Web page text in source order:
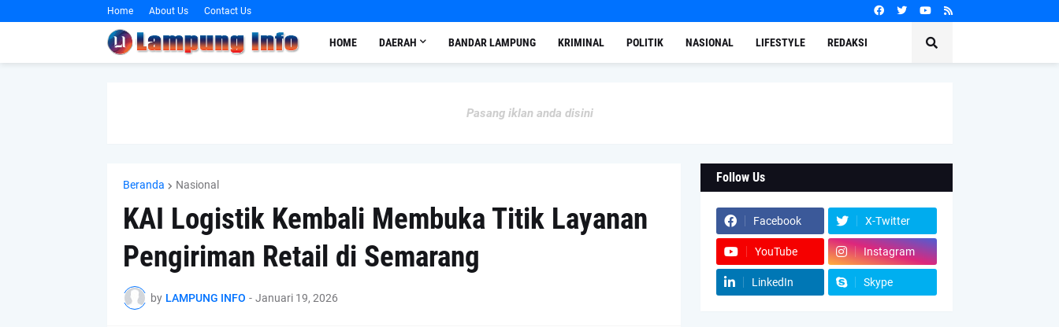
Home About Us Contact Us
HOME DAERAH BANDAR LAMPUNG KRIMINAL POLITIK NASIONAL LIFESTYLE REDAKSI
Pasang iklan anda disini
Beranda Nasional
KAI Logistik Kembali Membuka Titik Layanan
Pengiriman Retail di Semarang
by LAMPUNG INFO - Januari 19, 2026
Follow Us
Facebook X-Twitter
YouTube Instagram
LinkedIn Skype